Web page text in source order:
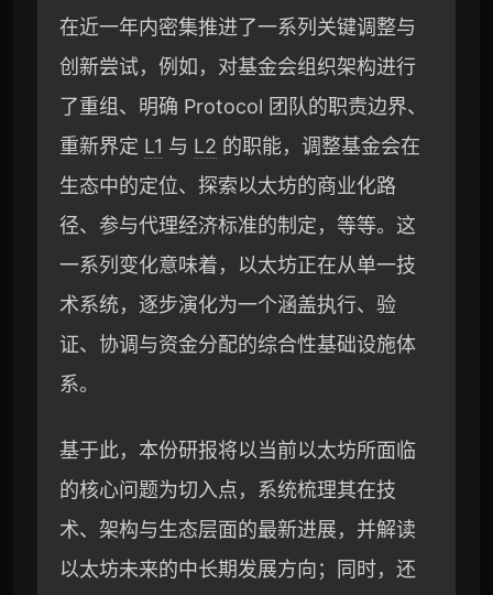
在近一年内密集推进了一系列关键调整与
创新尝试，例如，对基金会组织架构进行
了重组、明确 Protocol 团队的职责边界、
重新界定 L1 与 L2 的职能，调整基金会在
生态中的定位、探索以太坊的商业化路
径、参与代理经济标准的制定，等等。这
一系列变化意味着，以太坊正在从单一技
术系统，逐步演化为一个涵盖执行、验
证、协调与资金分配的综合性基础设施体
系。
基于此，本份研报将以当前以太坊所面临
的核心问题为切入点，系统梳理其在技
术、架构与生态层面的最新进展，并解读
以太坊未来的中长期发展方向；同时，还